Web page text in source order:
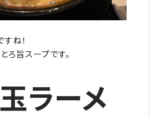
ね！
ろ旨スープです。
ラーメ